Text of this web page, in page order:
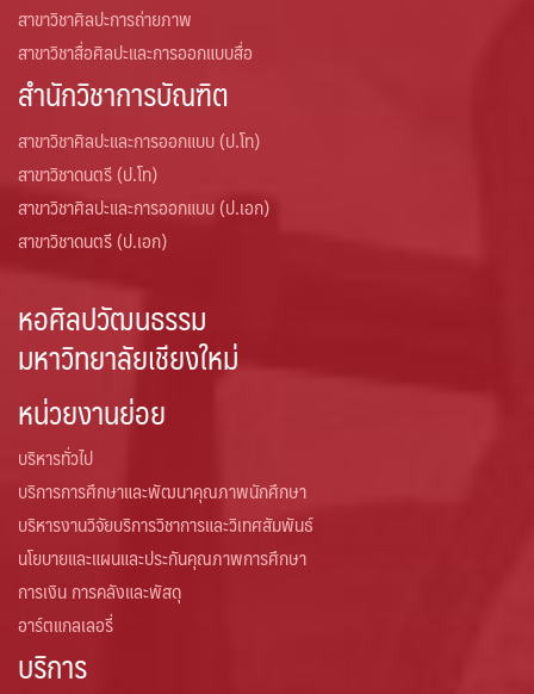
สาขาวิชาศิลปะการถ่ายภาพ
สาขาวิชาสื่อศิลปะและการออกแบบสื่อ
สำนักวิชาการบัณฑิต
สาขาวิชาศิลปะและการออกแบบ (ป.โท)
สาขาวิชาดนตรี (ป.โท)
สาขาวิชาศิลปะและการออกแบบ (ป.เอก)
สาขาวิชาดนตรี (ป.เอก)
หอศิลปวัฒนธรรม
มหาวิทยาลัยเชียงใหม่
หน่วยงานย่อย
บริหารทั่วไป
บริการการศึกษาและพัฒนาคุณภาพนักศึกษา
บริหารงานวิจัยบริการวิชาการและวิเทศสัมพันธ์
นโยบายและแผนและประกันคุณภาพการศึกษา
การเงิน การคลังและพัสดุ
อาร์ตแกลเลอรี่
บริการ